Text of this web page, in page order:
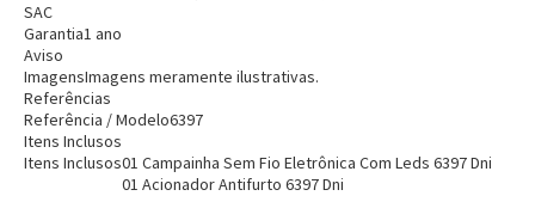
SAC
Garantia1 ano
Aviso
ImagensImagens meramente ilustrativas.
Referências
Referência / Modelo6397
Itens Inclusos
Itens Inclusos01 Campainha Sem Fio Eletrônica Com Leds 6397 Dni
01 Acionador Antifurto 6397 Dni